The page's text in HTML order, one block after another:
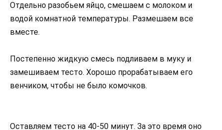
Отдельно разобьем яйцо, смешаем с молоком и
водой комнатной температуры. Размешаем все
вместе.
Постепенно жидкую смесь подливаем в муку и
замешиваем тесто. Хорошо прорабатываем его
венчиком, чтобы не было комочков.
Оставляем тесто на 40-50 минут. За это время оно